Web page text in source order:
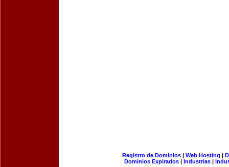
Registro de Dominios| Web Hosting |
Dominios Expirados | Industrias |